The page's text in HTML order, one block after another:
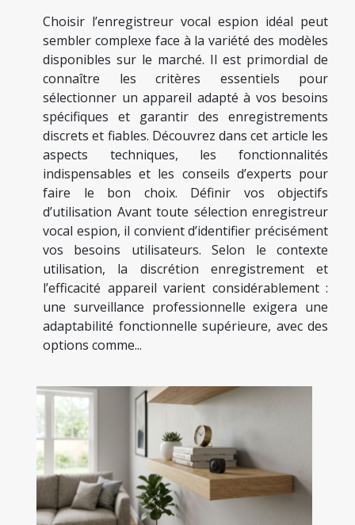
Choisir l’enregistreur vocal espion idéal peut
sembler complexe face à la variété des modèles
disponibles sur le marché. Il est primordial de
connaître les critères essentiels pour
sélectionner un appareil adapté à vos besoins
spécifiques et garantir des enregistrements
discrets et fiables. Découvrez dans cet article les
aspects techniques, les fonctionnalités
indispensables et les conseils d’experts pour
faire le bon choix. Définir vos objectifs
d’utilisation Avant toute sélection enregistreur
vocal espion, il convient d’identifier précisément
vos besoins utilisateurs. Selon le contexte
utilisation, la discrétion enregistrement et
l’efficacité appareil varient considérablement :
une surveillance professionnelle exigera une
adaptabilité fonctionnelle supérieure, avec des
options comme...